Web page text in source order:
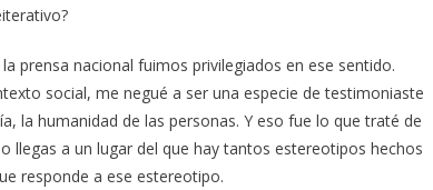
prensa nacional fuimos privilegiados en ese sentido.
social, me negué a ser una especie de testimoniaste
la humanidad de las personas. Y eso fue lo que traté de
llegas a un lugar del que hay tantos estereotipos hechos
responde a ese estereotipo.